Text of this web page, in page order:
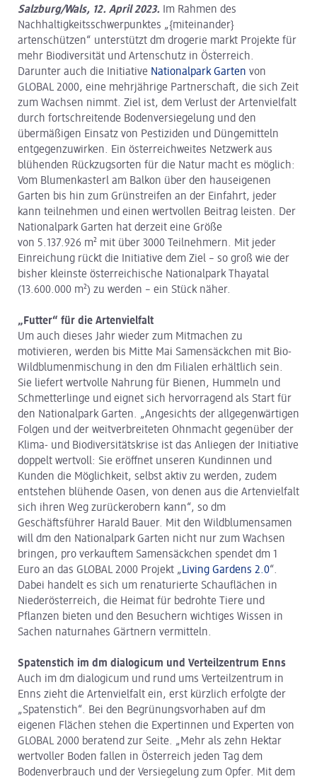
Salzburg/Wals, 12. April 2023. Im Rahmen des
Nachhaltigkeitsschwerpunktes „{miteinander}
artenschützen“ unterstützt dm drogerie markt Projekte für
mehr Biodiversität und Artenschutz in Österreich.
Darunter auch die Initiative Nationalpark Garten von
GLOBAL 2000, eine mehrjährige Partnerschaft, die sich Zeit
zum Wachsen nimmt. Ziel ist, dem Verlust der Artenvielfalt
durch fortschreitende Bodenversiegelung und den
übermäßigen Einsatz von Pestiziden und Düngemitteln
entgegenzuwirken. Ein österreichweites Netzwerk aus
blühenden Rückzugsorten für die Natur macht es möglich:
Vom Blumenkasterl am Balkon über den hauseigenen
Garten bis hin zum Grünstreifen an der Einfahrt, jeder
kann teilnehmen und einen wertvollen Beitrag leisten. Der
Nationalpark Garten hat derzeit eine Größe
von 5.137.926 m² mit über 3000 Teilnehmern. Mit jeder
Einreichung rückt die Initiative dem Ziel – so groß wie der
bisher kleinste österreichische Nationalpark Thayatal
(13.600.000 m²) zu werden – ein Stück näher.
„Futter“ für die Artenvielfalt
Um auch dieses Jahr wieder zum Mitmachen zu
motivieren, werden bis Mitte Mai Samensäckchen mit Bio-
Wildblumenmischung in den dm Filialen erhältlich sein.
Sie liefert wertvolle Nahrung für Bienen, Hummeln und
Schmetterlinge und eignet sich hervorragend als Start für
den Nationalpark Garten. „Angesichts der allgegenwärtigen
Folgen und der weitverbreiteten Ohnmacht gegenüber der
Klima- und Biodiversitätskrise ist das Anliegen der Initiative
doppelt wertvoll: Sie eröffnet unseren Kundinnen und
Kunden die Möglichkeit, selbst aktiv zu werden, zudem
entstehen blühende Oasen, von denen aus die Artenvielfalt
sich ihren Weg zurückerobern kann“, so dm
Geschäftsführer Harald Bauer. Mit den Wildblumensamen
will dm den Nationalpark Garten nicht nur zum Wachsen
bringen, pro verkauftem Samensäckchen spendet dm 1
Euro an das GLOBAL 2000 Projekt „Living Gardens 2.0“.
Dabei handelt es sich um renaturierte Schauflächen in
Niederösterreich, die Heimat für bedrohte Tiere und
Pflanzen bieten und den Besuchern wichtiges Wissen in
Sachen naturnahes Gärtnern vermitteln.
Spatenstich im dm dialogicum und Verteilzentrum Enns
Auch im dm dialogicum und rund ums Verteilzentrum in
Enns zieht die Artenvielfalt ein, erst kürzlich erfolgte der
„Spatenstich“. Bei den Begrünungsvorhaben auf dm
eigenen Flächen stehen die Expertinnen und Experten von
GLOBAL 2000 beratend zur Seite. „Mehr als zehn Hektar
wertvoller Boden fallen in Österreich jeden Tag dem
Bodenverbrauch und der Versiegelung zum Opfer. Mit dem